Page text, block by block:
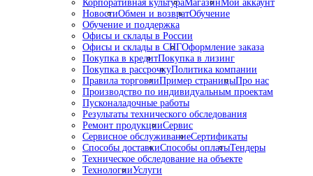
Корпоративная культураМагазинМой аккаунт
НовостиОбмен и возвратОбучение
Обучение и поддержка
Офисы и склады в России
Офисы и склады в СНГОформление заказа
Покупка в кредитПокупка в лизинг
Покупка в рассрочкуПолитика компании
Правила торговлиПример страницыПро нас
Производство по индивидуальным проектам
Пусконаладочные работы
Результаты технического обследования
Ремонт продукцииСервис
Сервисное обслуживаниеСертификаты
Способы доставкиСпособы оплатыТендеры
Техническое обследование на объекте
ТехнологииУслуги